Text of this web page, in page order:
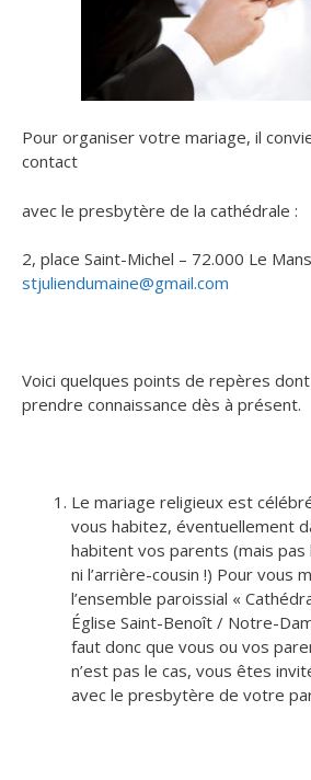
Pour organiser votre mariage, il
contact
avec le presbytère de la cathédrale :
2, place Saint-Michel – 72.000 Le
stjuliendumaine@gmail.com
Voici quelques points de repères
prendre connaissance dès à présent.
Le mariage religieux est
vous habitez, éventuellement
habitent vos parents (mais
ni l’arrière-cousin !) Pour vous
l’ensemble paroissial «
Église Saint-Benoît / Notre-
faut donc que vous ou vos
n’est pas le cas, vous êtes
avec le presbytère de votre